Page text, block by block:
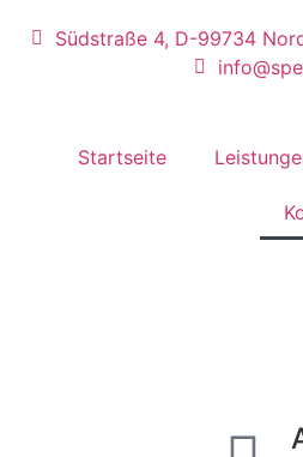
Südstraße 4, D-99734
Startseite